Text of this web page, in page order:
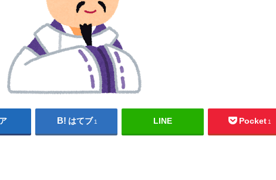
はてブ 1 LINE Pocket 1